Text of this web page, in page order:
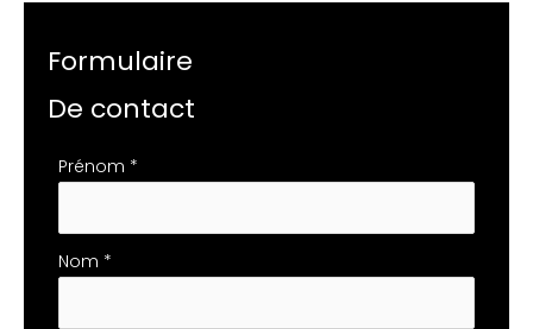
Formulaire
De contact
Formulaire
téléphone
Prénom *
Nom *